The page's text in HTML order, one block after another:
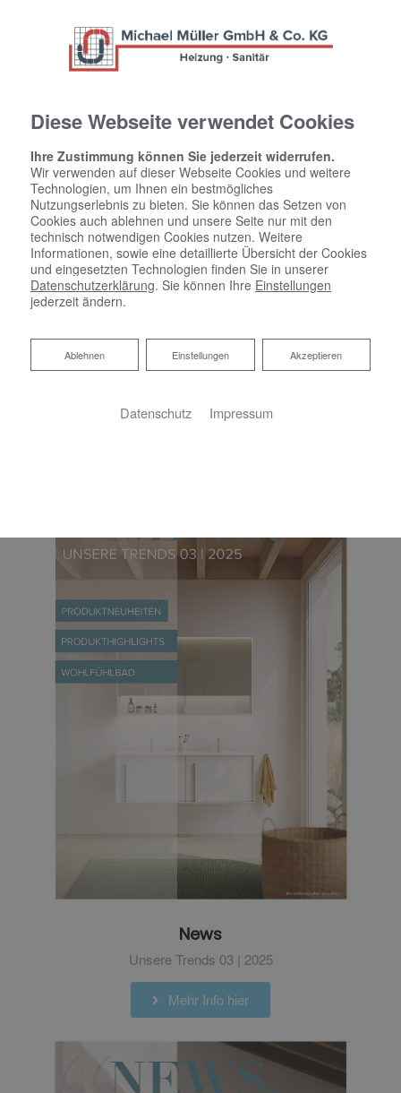
Downloadbereich
Kundenzeitung
News
Unsere Trends 03 | 2025
Mehr Info hier
Diese Webseite verwendet Cookies
Ihre Zustimmung können Sie jederzeit widerrufen.
Wir verwenden auf dieser Webseite Cookies und weitere
Technologien, um Ihnen ein bestmögliches
Nutzungserlebnis zu bieten. Sie können das Setzen von
Cookies auch ablehnen und unsere Seite nur mit den
technisch notwendigen Cookies nutzen. Weitere
Informationen, sowie eine detaillierte Übersicht der Cookies
und eingesetzten Technologien finden Sie in unserer
Datenschutzerklärung. Sie können Ihre Einstellungen
jederzeit ändern.
Akzeptieren
Einstellungen
Ablehnen
Ablehnen
Datenschutz Impressum